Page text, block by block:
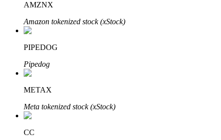
تعلم الستاكينغ
تعرف على كيفية كسب الدخل السلبي
AMZNX
Amazon tokenized stock (xStock)
PIPEDOG
Pipedog
METAX
Meta tokenized stock (xStock)
CC